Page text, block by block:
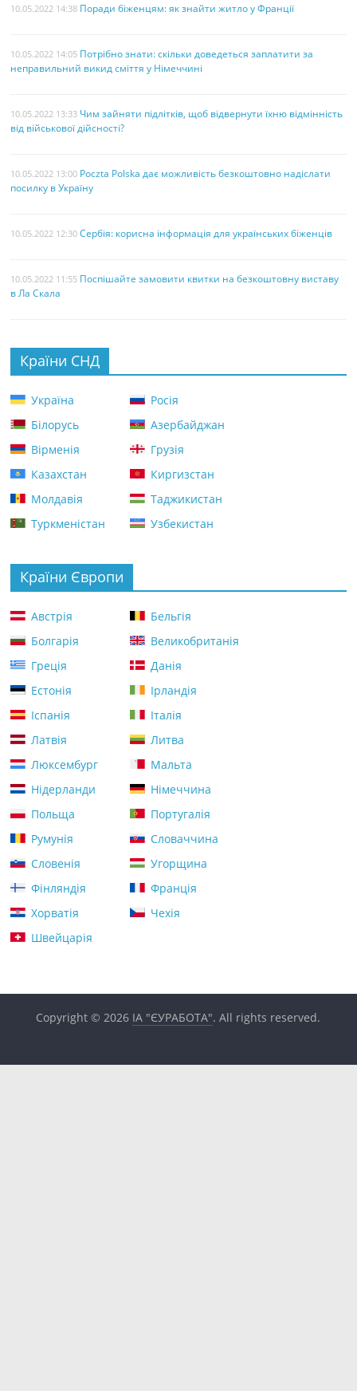
10.05.2022 14:38 Поради біженцям: як знайти житло у Франції
10.05.2022 14:05 Потрібно знати: скільки доведеться заплатити за
неправильний викид сміття у Німеччині
10.05.2022 13:33 Чим зайняти підлітків, щоб відвернути їхню відмінність
від військової дійсності?
10.05.2022 13:00 Poczta Polska дає можливість безкоштовно надіслати
посилку в Україну
10.05.2022 12:30 Сербія: корисна інформація для українських біженців
10.05.2022 11:55 Поспішайте замовити квитки на безкоштовну виставу
в Ла Скала
Країни СНД
Україна
Росія
Білорусь
Азербайджан
Вірменія
Грузія
Казахстан
Киргизстан
Молдавія
Таджикистан
Туркменістан
Узбекистан
Країни Європи
Австрія
Бельгія
Болгарія
Великобританія
Греція
Данія
Естонія
Ірландія
Іспанія
Італія
Латвія
Литва
Люксембург
Мальта
Нідерланди
Німеччина
Польща
Португалія
Румунія
Словаччина
Словенія
Угорщина
Фінляндія
Франція
Хорватія
Чехія
Швейцарія
Copyright © 2026 ІА "ЄУРАБОТА". All rights reserved.